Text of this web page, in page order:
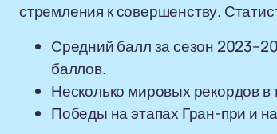
стремления к совершенству.
Средний балл за сезон
баллов.
Несколько мировых рекордов
Победы на этапах Гран-при и